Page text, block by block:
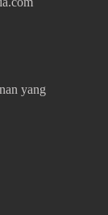
yang